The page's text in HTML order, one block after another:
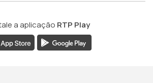
a aplicação RTP Play